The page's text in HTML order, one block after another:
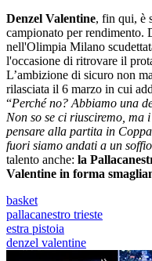
Denzel Valentine, fin qui, è
campionato per rendimento.
nell'Olimpia Milano
l'occasione di ritrovare il
L’ambizione di sicuro non
rilasciata il 6 marzo in cui
“Perché no? Abbiamo una
Non so se ci riusciremo, ma
pensare alla partita in
fuori siamo andati a un
talento anche: la
Valentine in forma
basket
pallacanestro trieste
estra pistoia
denzel valentine